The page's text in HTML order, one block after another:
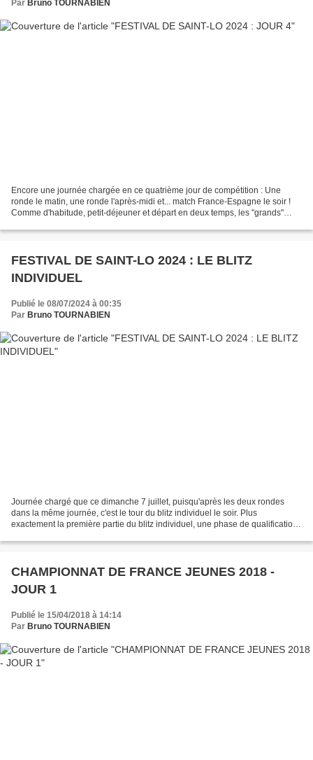
Par Bruno TOURNABIEN
Encore une journée chargée en ce quatrième jour de compétition : Une
ronde le matin, une ronde l'après-midi et... match France-Espagne le soir !
Comme d'habitude, petit-déjeuner et départ en deux temps, les "grands"
FESTIVAL DE SAINT-LO 2024 : LE BLITZ
INDIVIDUEL
Publié le 08/07/2024 à 00:35
Par Bruno TOURNABIEN
Journée chargé que ce dimanche 7 juillet, puisqu'après les deux rondes
dans la même journée, c'est le tour du blitz individuel le soir. Plus
exactement la première partie du blitz individuel, une phase de qualification
CHAMPIONNAT DE FRANCE JEUNES 2018 -
JOUR 1
Publié le 15/04/2018 à 14:14
Par Bruno TOURNABIEN